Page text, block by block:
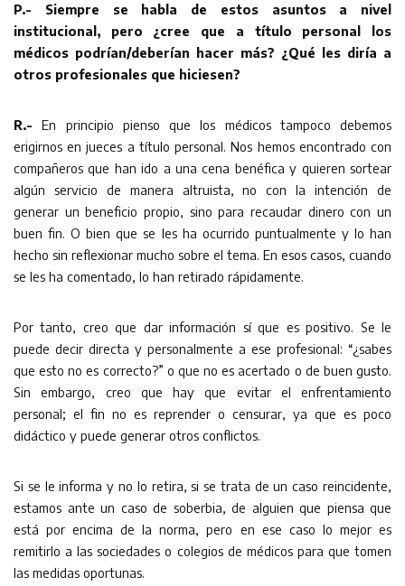
P.- Siempre se habla de estos asuntos a nivel
institucional, pero ¿cree que a título personal los
médicos podrían/deberían hacer más? ¿Qué les diría a
otros profesionales que hiciesen?
R.-En principio pienso que los médicos tampoco debemos
erigirnos en jueces a título personal. Nos hemos encontrado con
compañeros que han ido a una cena benéfica y quieren sortear
algún servicio de manera altruista, no con la intención de
generar un beneficio propio, sino para recaudar dinero con un
buen fin. O bien que se les ha ocurrido puntualmente y lo han
hecho sin reflexionar mucho sobre el tema. En esos casos, cuando
se les ha comentado, lo han retirado rápidamente.
Por tanto, creo que dar información sí que es positivo. Se le
puede decir directa y personalmente a ese profesional: “¿sabes
que esto no es correcto?” o que no es acertado o de buen gusto.
Sin embargo, creo que hay que evitar el enfrentamiento
personal; el fin no es reprender o censurar, ya que es poco
didáctico y puede generar otros conflictos.
Si se le informa y no lo retira, si se trata de un caso reincidente,
estamos ante un caso de soberbia, de alguien que piensa que
está por encima de la norma, pero en ese caso lo mejor es
remitirlo a las sociedades o colegios de médicos para que tomen
las medidas oportunas.